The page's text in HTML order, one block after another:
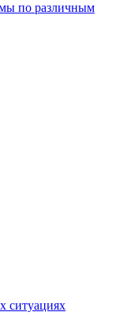
по различным
ситуациях